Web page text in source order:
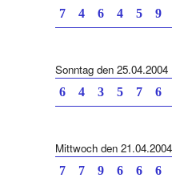
7 4 6 4 5
Sonntag den 25.04.2004
6 4 3 5 7
Mittwoch den 21.04.2004
7 7 9 6 6